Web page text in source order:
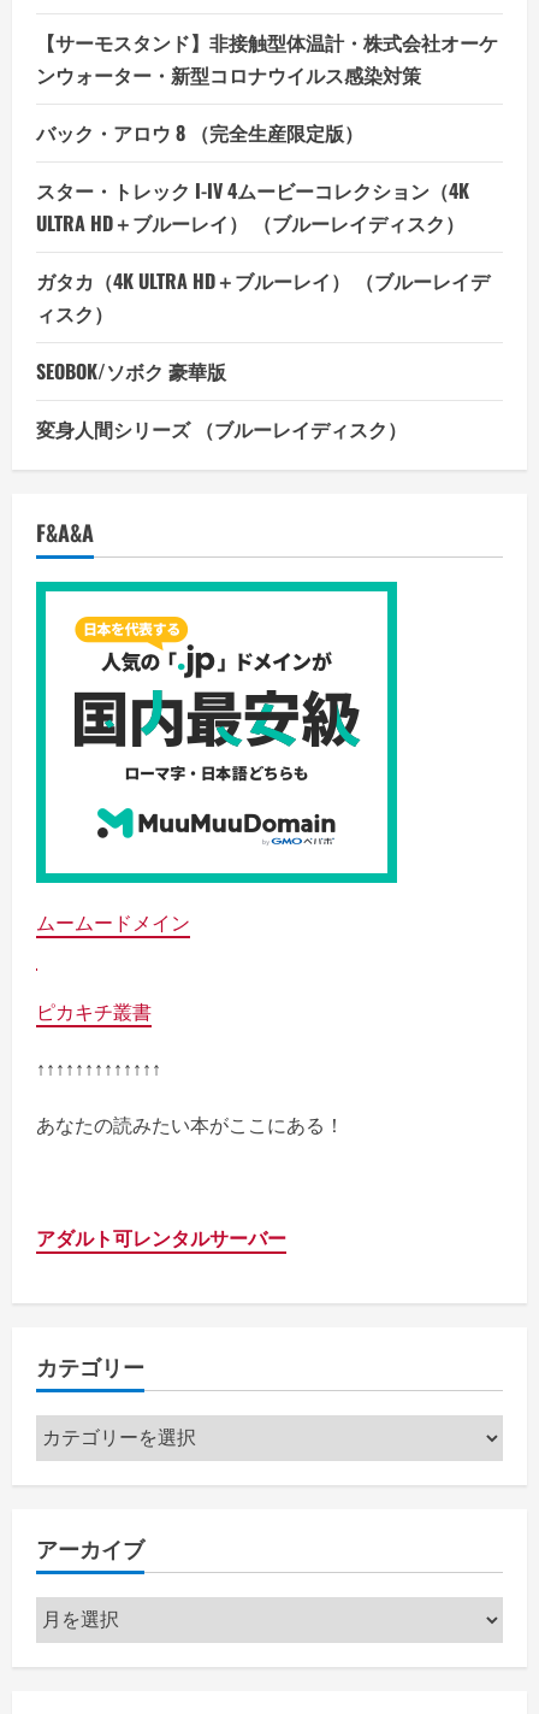
【サーモスタンド】非接触型体温計・株式会社オーケ
ンウォーター・新型コロナウイルス感染対策
バック・アロウ 8 （完全生産限定版）
スター・トレック I-IV 4ムービーコレクション（4K
ULTRA HD＋ブルーレイ） （ブルーレイディスク）
ガタカ（4K ULTRA HD＋ブルーレイ） （ブルーレイデ
ィスク）
SEOBOK/ソボク 豪華版
変身人間シリーズ （ブルーレイディスク）
F&A&A
ムームードメイン
ピカキチ叢書
↑↑↑↑↑↑↑↑↑↑↑↑↑
あなたの読みたい本がここにある！
アダルト可レンタルサーバー
カテゴリー
カ
テ
ゴ
ー
アーカイブ
ア
ー
カ